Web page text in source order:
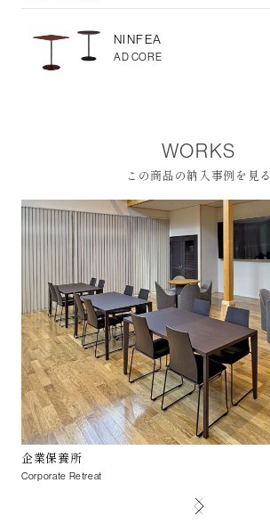
NINFEA
AD CORE
WORKS
この商品の納入事例を見る
企業保養所
Corporate Retreat